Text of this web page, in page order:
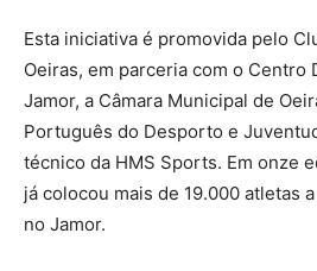
Esta iniciativa é promovida pelo
Oeiras, em parceria com o Centro
Jamor, a Câmara Municipal de
Português do Desporto e
técnico da HMS Sports. Em onze
já colocou mais de 19.000 atletas
no Jamor.